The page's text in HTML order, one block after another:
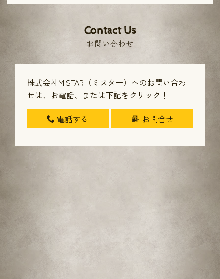
Contact Us
お問い合わせ
株式会社MISTAR（ミスター）へのお問い合わ
せは、 お電話、または下記をクリック！
電話する お問合せ